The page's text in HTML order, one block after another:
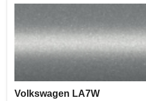
Volkswagen LA7W